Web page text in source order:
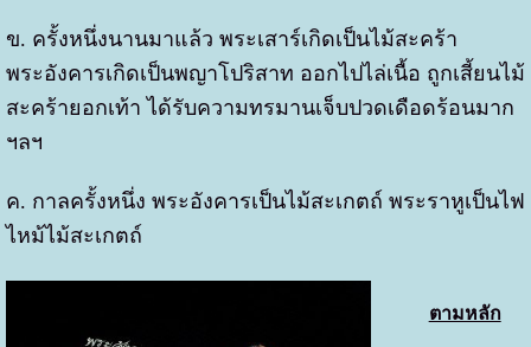
ข. ครั้งหนึ่งนานมาแล้ว พระเสาร์เกิดเป็นไม้สะคร้า
พระอังคารเกิดเป็นพญาโปริสาท ออกไปไล่เนื้อ ถูกเสี้ยนไม้
สะคร้ายอกเท้า ได้รับความทรมานเจ็บปวดเดือดร้อนมาก
ฯลฯ
ค. กาลครั้งหนึ่ง พระอังคารเป็นไม้สะเกตถ์ พระราหูเป็นไฟ
ไหม้ไม้สะเกตถ์
ตามหลัก